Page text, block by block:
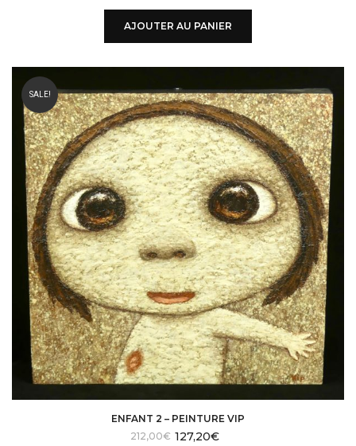
AJOUTER AU PANIER
SALE!
ENFANT 2 – PEINTURE VIP
212,00€ 127,20€